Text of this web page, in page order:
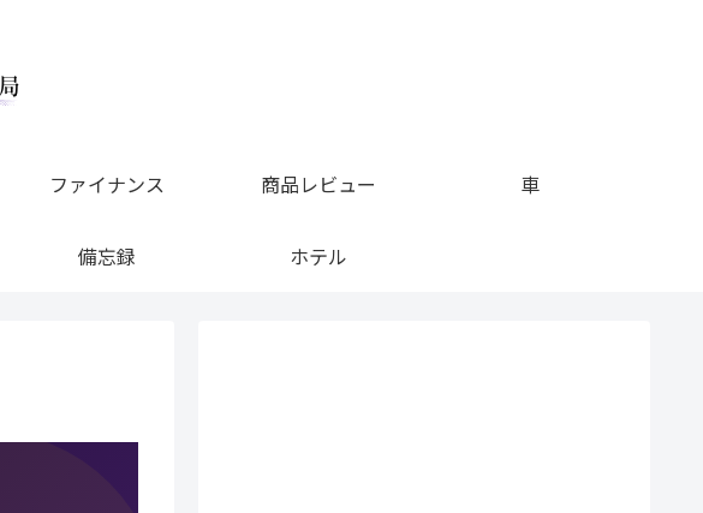
ファイナンス 商品レビュー 車
備忘録 ホテル